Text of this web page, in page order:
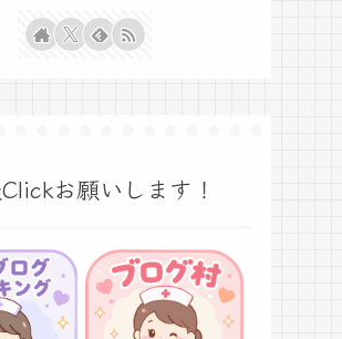
お願いします！